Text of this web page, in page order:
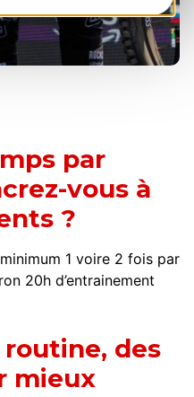
par
vous à
?
1 voire 2 fois par
20h d’entrainement
des
mieux